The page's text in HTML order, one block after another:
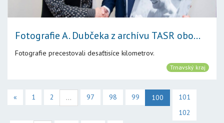
Fotografie A. Dubčeka z archívu TASR obo...
Fotografie precestovali desaťtisíce kilometrov.
Trnavský kraj
« 1 2 ... 97 98 99 100
101
102